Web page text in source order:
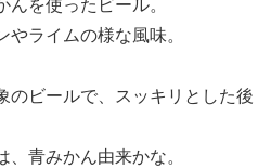
を使ったビール。
ライムの様な風味。
のビールで、スッキリとした後
青みかん由来かな。